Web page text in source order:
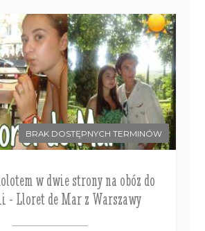
BRAK DOSTĘPNYCH TERMINÓW
w dwie strony na obóz do
Hiszpanii - Lloret de Mar z Warszawy